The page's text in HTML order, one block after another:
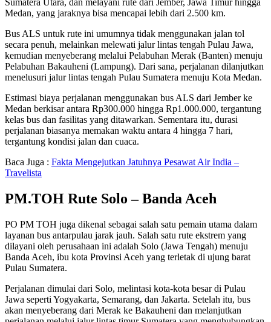
Sumatera Utara, dan melayani rute dari Jember, Jawa Timur hingga
Medan, yang jaraknya bisa mencapai lebih dari 2.500 km.
Bus ALS untuk rute ini umumnya tidak menggunakan jalan tol
secara penuh, melainkan melewati jalur lintas tengah Pulau Jawa,
kemudian menyeberang melalui Pelabuhan Merak (Banten) menuju
Pelabuhan Bakauheni (Lampung). Dari sana, perjalanan dilanjutkan
menelusuri jalur lintas tengah Pulau Sumatera menuju Kota Medan.
Estimasi biaya perjalanan menggunakan bus ALS dari Jember ke
Medan berkisar antara Rp300.000 hingga Rp1.000.000, tergantung
kelas bus dan fasilitas yang ditawarkan. Sementara itu, durasi
perjalanan biasanya memakan waktu antara 4 hingga 7 hari,
tergantung kondisi jalan dan cuaca.
Baca Juga : Fakta Mengejutkan Jatuhnya Pesawat Air India –
Travelista
PM.TOH Rute Solo – Banda Aceh
PO PM TOH juga dikenal sebagai salah satu pemain utama dalam
layanan bus antarpulau jarak jauh. Salah satu rute ekstrem yang
dilayani oleh perusahaan ini adalah Solo (Jawa Tengah) menuju
Banda Aceh, ibu kota Provinsi Aceh yang terletak di ujung barat
Pulau Sumatera.
Perjalanan dimulai dari Solo, melintasi kota-kota besar di Pulau
Jawa seperti Yogyakarta, Semarang, dan Jakarta. Setelah itu, bus
akan menyeberang dari Merak ke Bakauheni dan melanjutkan